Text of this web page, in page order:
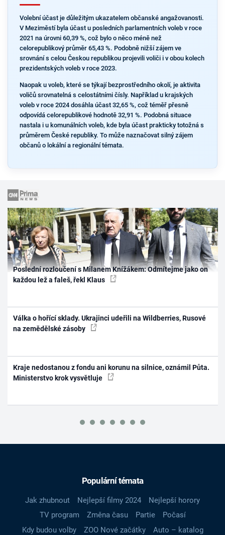
Volební účast je důležitým ukazatelem občanské angažovanosti.
V Meziměstí byla účast u posledních parlamentních voleb v roce
2021 na úrovni 60,39 %, což bylo o něco méně než
celorepublikový průměr 65,43 %. Podobně nižší zájem ve
srovnání s celou Českou republikou projevili voliči i v obou kolech
prezidentských voleb v roce 2023.
Naopak u voleb, které se týkají bezprostředního okolí, je aktivita
voličů srovnatelná s celostátními čísly. Například u krajských
voleb v roce 2024 dosáhla účast 32,65 %, což téměř přesně
odpovídá celorepublikové hodnotě 32,91 %. Podobná situace
nastala i u komunálních voleb, kde byla účast prakticky totožná s
průměrem České republiky. To může naznačovat silný zájem
občanů o lokální a regionální témata.
Poslední rozloučení s Milanem Knížákem: Odmítejme jako on
každou lež a faleš, řekl Klaus
Válka o hořící sklady. Ukrajinci udeřili na Wildberries, Rusové
na zemědělské zásoby
Kraje nedostanou z fondu ani korunu na silnice, oznámil Půta.
Ministerstvo krok vysvětluje
Populární témata
Jak zhubnout Nejlepší filmy 2024
Nejlepší horory
TV program
Změna času Partie
Počasí
Kdy budou volby
ZOO Nové začátky
Auto – katalog